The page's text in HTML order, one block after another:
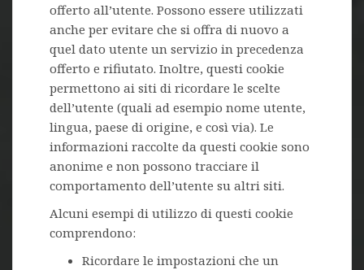
offerto all’utente. Possono essere utilizzati
anche per evitare che si offra di nuovo a
quel dato utente un servizio in precedenza
offerto e rifiutato. Inoltre, questi cookie
permettono ai siti di ricordare le scelte
dell’utente (quali ad esempio nome utente,
lingua, paese di origine, e così via). Le
informazioni raccolte da questi cookie sono
anonime e non possono tracciare il
comportamento dell’utente su altri siti.
Alcuni esempi di utilizzo di questi cookie
comprendono:
Ricordare le impostazioni che un